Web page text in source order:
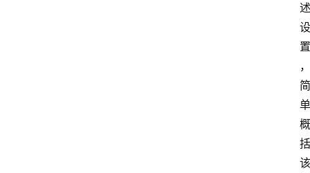
述
设
置
，
简
单
概
括
该